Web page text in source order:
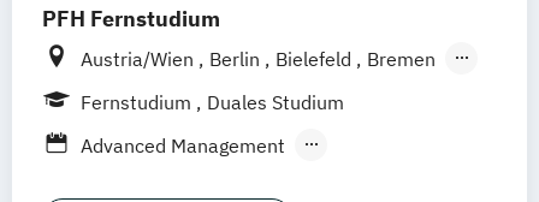
PFH Fernstudium
Austria/Wien Berlin Bielefeld
Bremen
Dortmund
Düsseldorf/Ratingen
Hamburg
Hannover
Kaiserslautern/Kusel Kiel
Fernstudium
Duales Studium
Advanced Management